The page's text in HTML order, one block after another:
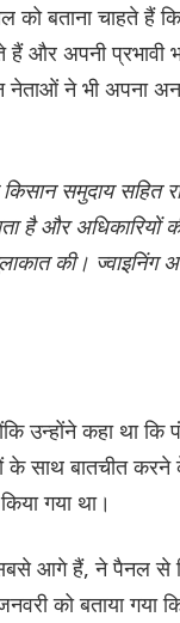
को बताना चाहते
अपनी प्रभावी
ने भी अपना
समुदाय सहित
है और अधिकारियों
की।
उन्होंने कहा था कि
के साथ बातचीत करने
गया था।
आगे हैं, ने पैनल से
को बताया गया